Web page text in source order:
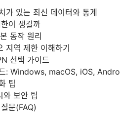
가 있는 최신 데이터와 통계
이 생길까
동작 원리
지역 제한 이해하기
선택 가이드
: Windows, macOS, iOS,
팁
와 보안 팁
문(FAQ)